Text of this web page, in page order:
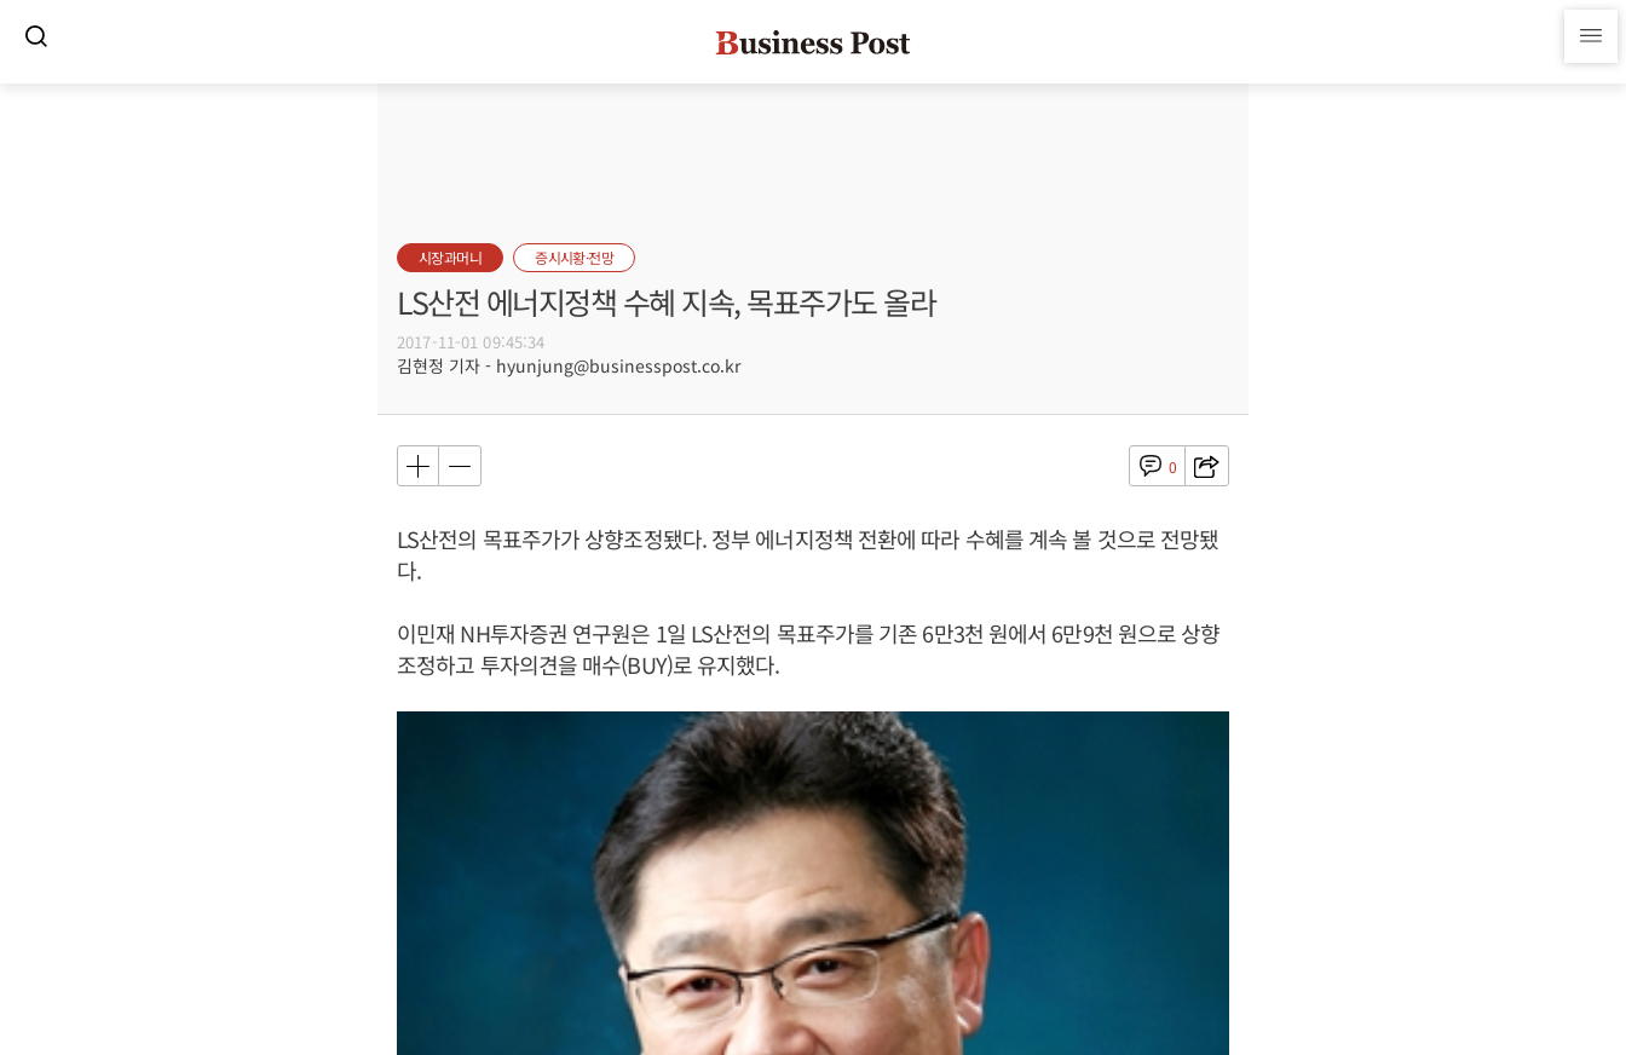
시장과머니 증시시황·전망
LS산전 에너지정책 수혜 지속, 목표주가도 올라
2017-11-01 09:45:34
김현정 기자 - hyunjung@businesspost.co.kr
0
LS산전의 목표주가가 상향조정됐다. 정부 에너지정책 전환에 따라 수혜를 계속 볼 것으로 전망됐
다.
이민재 NH투자증권 연구원은 1일 LS산전의 목표주가를 기존 6만3천 원에서 6만9천 원으로 상향
조정하고 투자의견을 매수(BUY)로 유지했다.